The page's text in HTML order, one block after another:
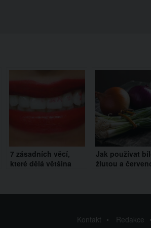
7 zásadních věcí,
které dělá většina
ani to nemusí říkat!
Jak používat
žlutou a
Kontakt Redakce